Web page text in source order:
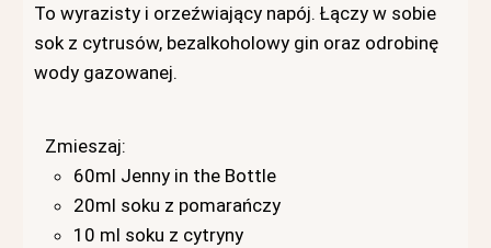
To wyrazisty i orzeźwiający napój. Łączy w sobie
sok z cytrusów, bezalkoholowy gin oraz odrobinę
wody gazowanej.
Zmieszaj:
60ml Jenny in the Bottle
20ml soku z pomarańczy
10 ml soku z cytryny